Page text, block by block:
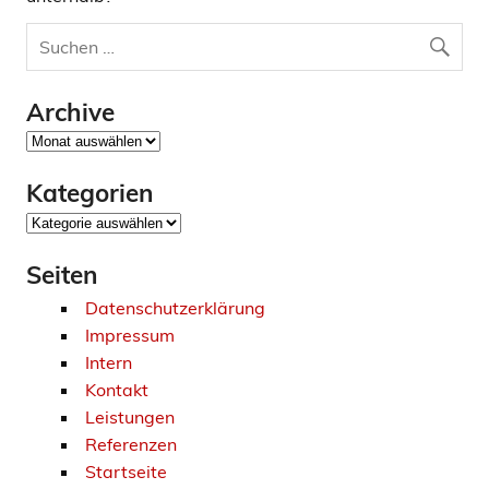
Archive
Archive
Kategorien
Kategorien
Seiten
Datenschutzerklärung
Impressum
Intern
Kontakt
Leistungen
Referenzen
Startseite